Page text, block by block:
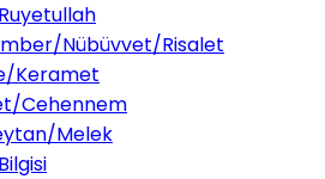
Nübüvvet/Risalet
Keramet
Cehennem
Melek